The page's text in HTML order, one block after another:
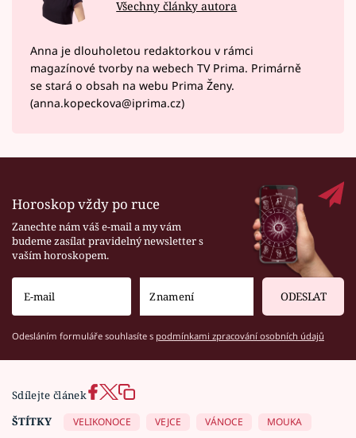
Všechny články autora
Anna je dlouholetou redaktorkou v rámci
magazínové tvorby na webech TV Prima. Primárně
se stará o obsah na webu Prima Ženy.
(anna.kopeckova@iprima.cz)
Horoskop vždy po ruce
Zanechte nám váš e-mail a my vám
budeme zasílat pravidelný newsletter s
vaším horoskopem.
ODESLAT
Odesláním formuláře souhlasíte s podmínkami zpracování osobních údajů
Sdílejte článek
ŠTÍTKY
VELIKONOCE VEJCE VÁNOCE
MOUKA